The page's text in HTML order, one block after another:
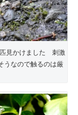
見かけました 刺激
うなので触るのは厳